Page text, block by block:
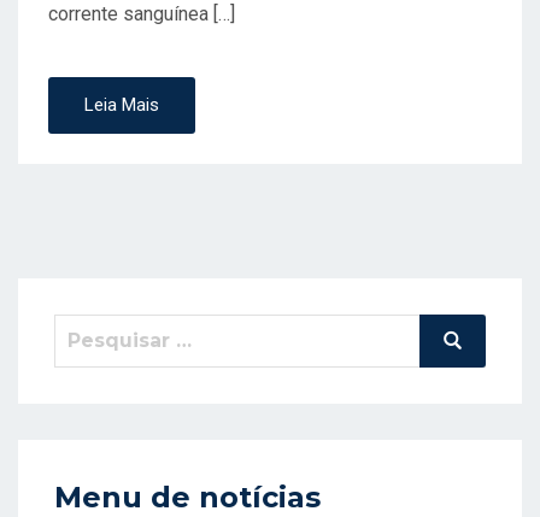
corrente sanguínea […]
Leia Mais
Pesquisar
Pesquisa
Menu de notícias